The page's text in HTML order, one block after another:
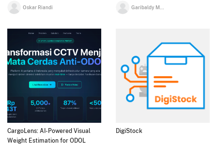
Oskar Riandi
CargoLens: AI-Powered Visual
Weight Estimation for ODOL
DigiStock